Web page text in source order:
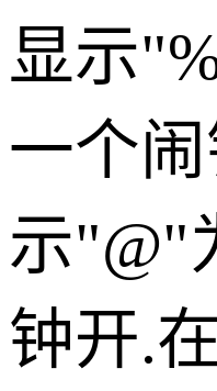
显示
一个
示"@"
钟开.